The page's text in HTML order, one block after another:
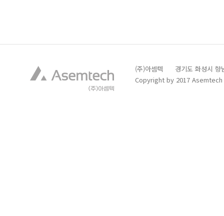
(주)아셈텍 경기도 화성시
Copyright by 2017